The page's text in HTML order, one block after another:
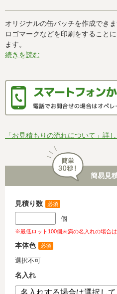
オリジナルの缶バッチを作成でき
ロゴマークなどを印刷をすること
ます。
続きを読む
「お見積もりの流れについて」詳
簡易見
見積り数 必須
個
※最低ロット100個未満の名入れの場合は
本体色 必須
選択不可
名入れ